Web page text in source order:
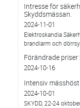
Intresse för
Skyddsmässan.
2024-11-01
Elektroskandia
brandlarm och
Förändrade
2024-10-16
Intensiv
2024-10-01
SKYDD, 22-24